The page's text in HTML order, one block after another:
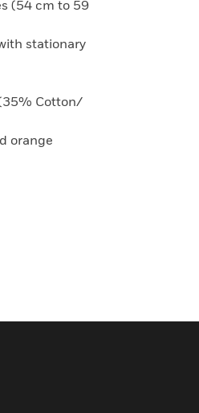
(54 cm to 59
stationary
Cotton/
orange